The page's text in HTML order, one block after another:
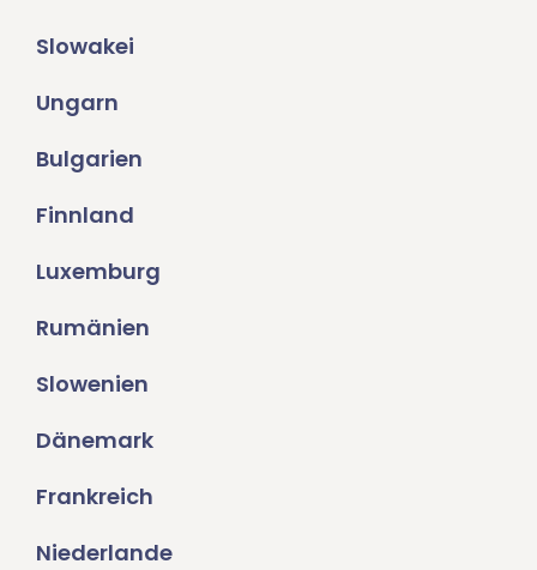
Slowakei
Ungarn
Bulgarien
Finnland
Luxemburg
Rumänien
Slowenien
Dänemark
Frankreich
Niederlande